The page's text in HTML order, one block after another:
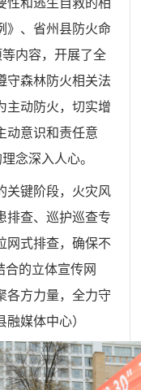
》、省州县防火命
内容，开展了全
守森林防火相关法
主动防火，切实增
动意识和责任意
理念深入人心。
关键阶段，火灾风
排查、巡护巡查专
网式排查，确保不
合的立体宣传网
各方力量，全力守
媒体中心）